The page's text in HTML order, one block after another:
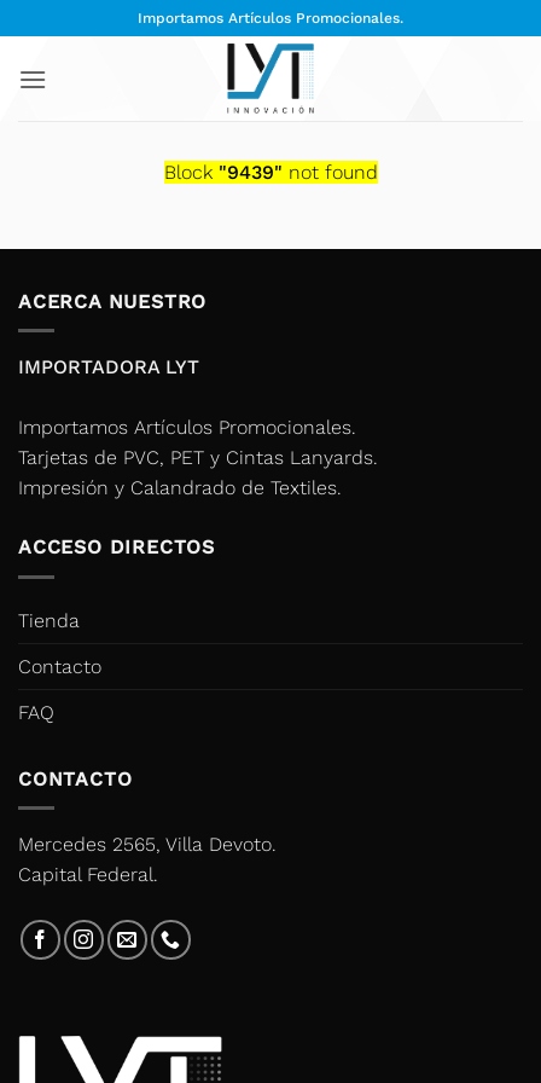
al
contenido
Importamos Artículos Promocionales.
Block "9439" not found
ACERCA NUESTRO
IMPORTADORA LYT
Importamos Artículos Promocionales.
Tarjetas de PVC, PET y Cintas Lanyards.
Impresión y Calandrado de Textiles.
ACCESO DIRECTOS
Tienda
Contacto
FAQ
CONTACTO
Mercedes 2565, Villa Devoto.
Capital Federal.